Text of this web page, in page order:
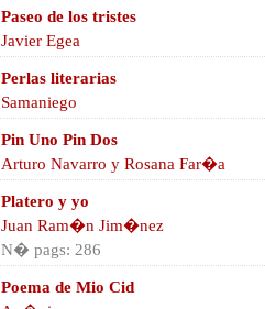
Paseo de los tristes
Javier Egea
Perlas literarias
Samaniego
Pin Uno Pin Dos
Arturo Navarro y Rosana Far�a
Platero y yo
Juan Ram�n Jim�nez
N� pags: 286
Poema de Mio Cid